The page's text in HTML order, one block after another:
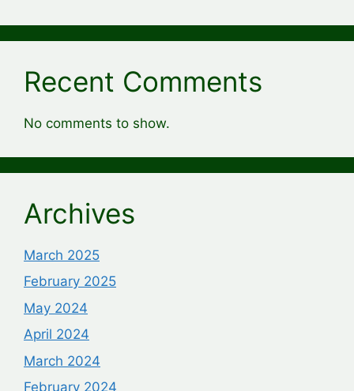
Recent Comments
No comments to show.
Archives
March 2025
February 2025
May 2024
April 2024
March 2024
February 2024